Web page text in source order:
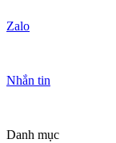
Zalo
Nhắn tin
Danh mục